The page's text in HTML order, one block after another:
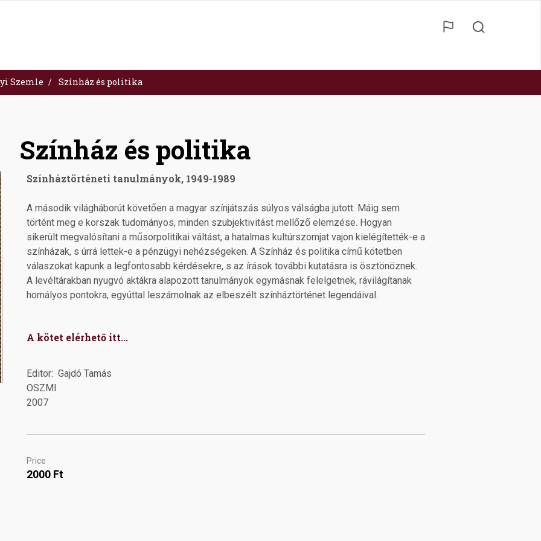
Szemle Színház és politika
Színház és politika
Színháztörténeti tanulmányok, 1949-1989
A második világháborút követően a magyar színjátszás súlyos válságba jutott. Máig sem
történt meg e korszak tudományos, minden szubjektivitást mellőző elemzése. Hogyan
sikerült megvalósítani a műsorpolitikai váltást, a hatalmas kultúrszomjat vajon kielégítették-e a
színházak, s úrrá lettek-e a pénzügyi nehézségeken. A Színház és politika című kötetben
válaszokat kapunk a legfontosabb kérdésekre, s az írások további kutatásra is ösztönöznek.
A levéltárakban nyugvó aktákra alapozott tanulmányok egymásnak felelgetnek, rávilágítanak
homályos pontokra, egyúttal leszámolnak az elbeszélt színháztörténet legendáival.
A kötet elérhető itt...
Editor Gajdó Tamás
OSZMI
2007
Price
2000 Ft